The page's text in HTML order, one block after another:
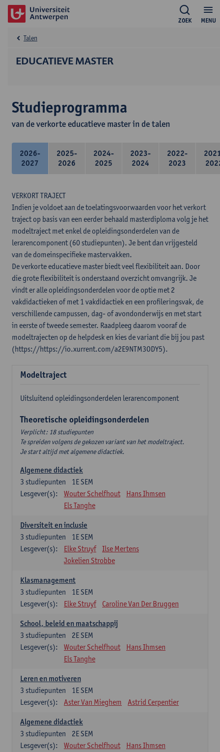
MENU
ZOEK
EDUCATIEVE MASTER
Talen
Studieprogramma
van de verkorte educatieve master in de talen
2026-
2027
2025-
2026
2024-
2025
2023-
2024
2022-
2023
VERKORT TRAJECT
Indien je voldoet aan de toelatingsvoorwaarden voor het verkort
traject op basis van een eerder behaald masterdiploma volg je het
modeltraject met enkel de opleidingsonderdelen van de
lerarencomponent (60 studiepunten). Je bent dan vrijgesteld
van de domeinspecifieke mastervakken.
De verkorte educatieve master biedt veel flexibiliteit aan. Door
die grote flexibiliteit is onderstaand overzicht omvangrijk. Je
vindt er alle opleidingsonderdelen voor de optie met 2
vakdidactieken of met 1 vakdidactiek en een profileringsvak, de
verschillende campussen, dag- of avondonderwijs en met start
in eerste of tweede semester. Raadpleeg daarom vooraf de
modeltrajecten op de helpdesk en kies de variant die bij jou past
(https://https://io.xurrent.com/a2E9NTM3ODY5).
Modeltraject
Uitsluitend opleidingsonderdelen lerarencomponent
Theoretische opleidingsonderdelen
Verplicht: 18 studiepunten
Te spreiden volgens de gekozen variant van het modeltraject.
Je start altijd met algemene didactiek.
Algemene didactiek
1E SEM
3 studiepunten
Lesgever(s):
Wouter Schelfhout
Hans Ihmsen
Els Tanghe
Diversiteit en inclusie
1E SEM
3 studiepunten
Lesgever(s):
Elke Struyf
Ilse Mertens
Jokelien Strobbe
Klasmanagement
1E SEM
3 studiepunten
Lesgever(s):
Elke Struyf Caroline Van Der Bruggen
School, beleid en maatschappij
2E SEM
3 studiepunten
Lesgever(s):
Wouter Schelfhout
Hans Ihmsen
Els Tanghe
Leren en motiveren
1E SEM
3 studiepunten
Lesgever(s):
Aster Van Mieghem Astrid Cerpentier
Algemene didactiek
2E SEM
3 studiepunten
Lesgever(s):
Wouter Schelfhout
Hans Ihmsen